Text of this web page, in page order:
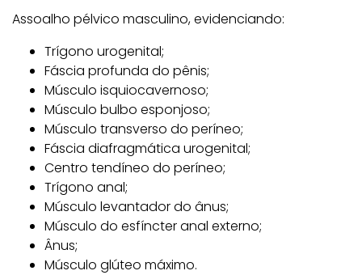
Assoalho pélvico masculino, evidenciando:
Trígono urogenital;
Fáscia profunda do pênis;
Músculo isquiocavernoso;
Músculo bulbo esponjoso;
Músculo transverso do períneo;
Fáscia diafragmática urogenital;
Centro tendíneo do períneo;
Trígono anal;
Músculo levantador do ânus;
Músculo do esfíncter anal externo;
Ânus;
Músculo glúteo máximo.